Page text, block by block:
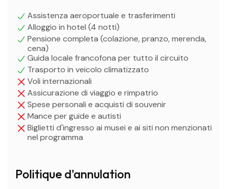
Assistenza aeroportuale e trasferimenti
Alloggio in hotel (4 notti)
Pensione completa (colazione, pranzo, merenda,
cena)
Guida locale francofona per tutto il circuito
Trasporto in veicolo climatizzato
Voli internazionali
Assicurazione di viaggio e rimpatrio
Spese personali e acquisti di souvenir
Mance per guide e autisti
Biglietti d'ingresso ai musei e ai siti non menzionati
nel programma
Politique d'annulation